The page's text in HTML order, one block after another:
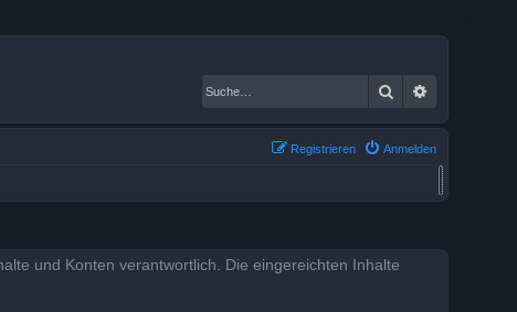
Suche
Anmelden
Registrieren
und Konten verantwortlich. Die eingereichten Inhalte